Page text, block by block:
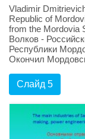
Vladimir
Republic of
from the Mordovia
Волков -
Республики
Окончил
Слайд 5